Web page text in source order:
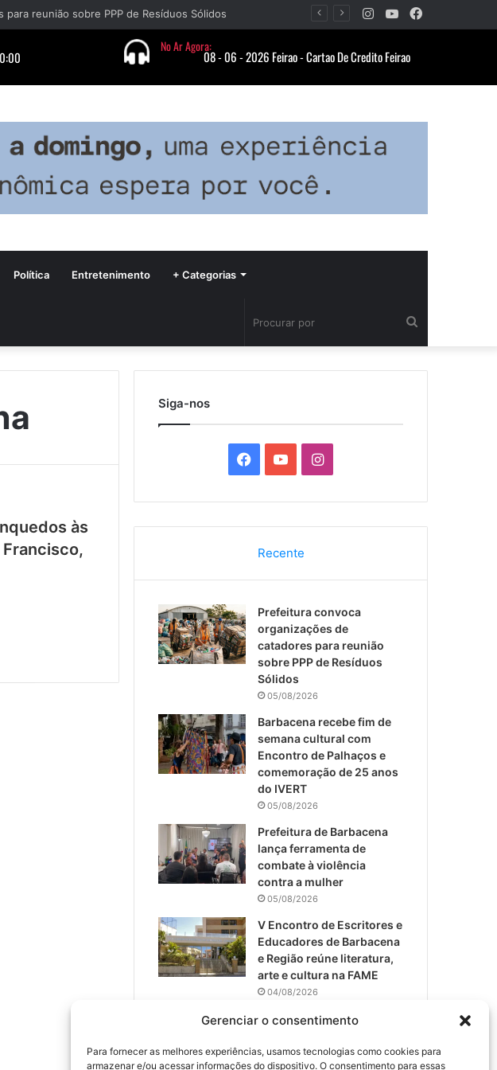
Gerenciar o consentimento
Para fornecer as melhores experiências, usamos tecnologias como cookies para
armazenar e/ou acessar informações do dispositivo. O consentimento para essas
reunião sobre PPP de Resíduos Sólidos YouTube
Instagram
Política Entretenimento + Categorias
por
às
Siga-nos
c
e
b
o
o
k
u
T
u
b
e
I
s
a
g
r
Recente
Prefeitura convoca
organizações de
catadores para reunião
sobre PPP de Resíduos
Sólidos
05/08/2026
Barbacena recebe fim de
semana cultural com
Encontro de Palhaços e
comemoração de 25 anos
do IVERT
05/08/2026
Prefeitura de Barbacena
lança ferramenta de
combate à violência
contra a mulher
05/08/2026
V Encontro de Escritores e
Educadores de Barbacena
e Região reúne literatura,
arte e cultura na FAME
04/08/2026
Teatro da Pedra apresenta
João del-Rei